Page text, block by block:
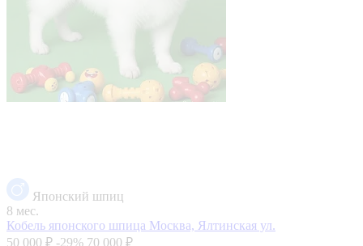
Японский шпиц
8 мес.
Кобель японского шпица Москва, Ялтинская ул.
50 000 ₽ -29% 70 000 ₽